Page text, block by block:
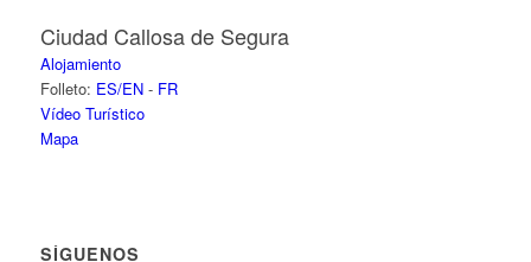
Ciudad Callosa de Segura
Alojamiento
Folleto: ES/EN- FR
Vídeo Turístico
Mapa
SÍGUENOS